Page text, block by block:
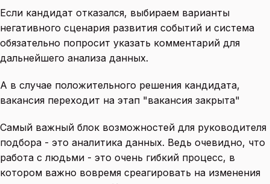
Если кандидат отказался, выбираем варианты
негативного сценария развития событий и система
обязательно попросит указать комментарий для
дальнейшего анализа данных.
А в случае положительного решения кандидата,
вакансия переходит на этап "вакансия закрыта"
Самый важный блок возможностей для руководителя
подбора - это аналитика данных. Ведь очевидно, что
работа с людьми - это очень гибкий процесс, в
котором важно вовремя среагировать на изменения